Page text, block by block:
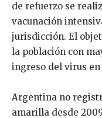
de refuerzo se
vacunación
jurisdicción. El
la población con
ingreso del virus
Argentina no
amarilla desde